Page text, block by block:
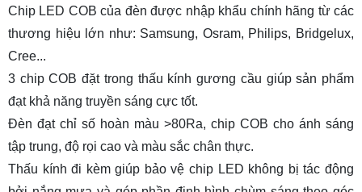
Chip LED COB của đèn được nhập khẩu chính hãng từ các
thương hiệu lớn như: Samsung, Osram, Philips, Bridgelux,
Cree...
3 chip COB đặt trong thấu kính gương cầu giúp sản phẩm
đạt khả năng truyền sáng cực tốt.
Đèn đạt chỉ số hoàn màu >80Ra, chip COB cho ánh sáng
tập trung, độ rọi cao và màu sắc chân thực.
Thấu kính đi kèm giúp bảo vệ chip LED không bị tác động